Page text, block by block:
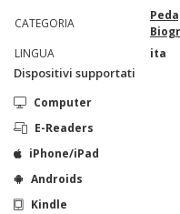
CATEGORIA
LINGUA
ita
Dispositivi supportati
Computer
E-Readers
iPhone/iPad
Androids
Kindle